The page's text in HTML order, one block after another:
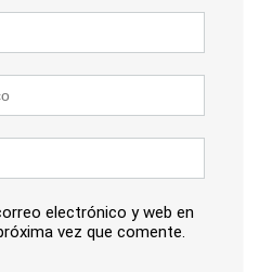
electrónico y web en
vez que comente.